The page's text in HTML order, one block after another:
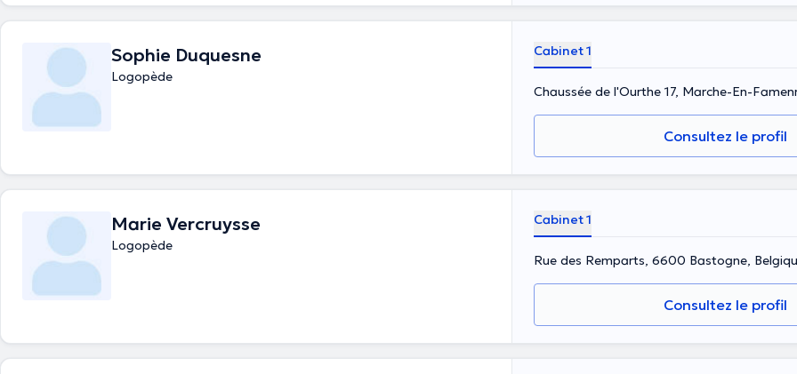
Sophie Duquesne
Logopède
Cabinet 1
Chaussée de l'Ourthe 17, Marche-En-
Consultez le profil
Marie Vercruysse
Logopède
Cabinet 1
Rue des Remparts, 6600 Bastogne,
Consultez le profil